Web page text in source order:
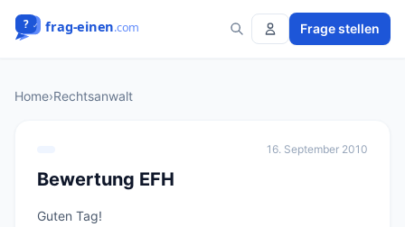
Frage stellen
Home›Rechtsanwalt
16. September 2010
Bewertung EFH
Guten Tag!